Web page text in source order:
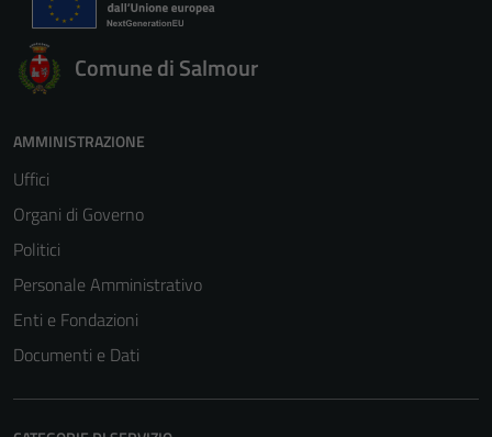
Comune di Salmour
AMMINISTRAZIONE
Uffici
Organi di Governo
Politici
Personale Amministrativo
Enti e Fondazioni
Documenti e Dati